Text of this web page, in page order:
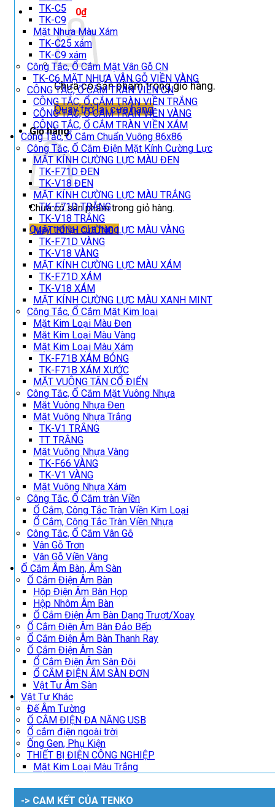
Giỏ hàng / 0₫
Chưa có sản phẩm trong giỏ hàng.
Quay trở lại cửa hàng
Giỏ hàng
Chưa có sản phẩm trong giỏ hàng.
Quay trở lại cửa hàng
TK-C5
TK-C9
Mặt Nhựa Màu Xám
TK-C25 xám
TK-C9 xám
Công Tắc, Ổ Cắm Mặt Vân Gỗ CN
TK-C6 MẶT NHỰA VÂN GỖ VIỀN VÀNG
CÔNG TẮC, Ổ CẮM TRÀN VIỀN CN
CÔNG TẮC, Ổ CẮM TRÀN VIỀN TRẮNG
CÔNG TẮC, Ổ CẮM TRÀN VIỀN VÀNG
CÔNG TẮC, Ổ CẮM TRÀN VIỀN XÁM
Công Tắc, Ổ Cắm Chuẩn Vuông 86x86
Công Tắc, Ổ Cắm Điện Mặt Kính Cường Lực
MẶT KÍNH CƯỜNG LỰC MÀU ĐEN
TK-F71D ĐEN
TK-V18 ĐEN
MẶT KÍNH CƯỜNG LỰC MÀU TRẮNG
TK-F71D TRẮNG
TK-V18 TRẮNG
MẶT KÍNH CƯỜNG LỰC MÀU VÀNG
TK-F71D VÀNG
TK-V18 VÀNG
MẶT KÍNH CƯỜNG LỰC MÀU XÁM
TK-F71D XÁM
TK-V18 XÁM
MẶT KÍNH CƯỜNG LỰC MÀU XANH MINT
Công Tắc, Ổ Cắm Mặt Kim loại
Mặt Kim Loại Màu Đen
Mặt Kim Loại Màu Vàng
Mặt Kim Loại Màu Xám
TK-F71B XÁM BÓNG
TK-F71B XÁM XƯỚC
MẶT VUÔNG TÂN CỔ ĐIỂN
Công Tắc, Ổ Cắm Mặt Vuông Nhựa
Mặt Vuông Nhựa Đen
Mặt Vuông Nhựa Trắng
TK-V1 TRẮNG
TT TRẮNG
Mặt Vuông Nhựa Vàng
TK-F66 VÀNG
TK-V1 VÀNG
Mặt Vuông Nhựa Xám
Công Tắc, Ổ Cắm tràn Viền
Ổ Cắm, Công Tắc Tràn Viền Kim Loại
Ổ Cắm, Công Tắc Tràn Viền Nhựa
Công Tắc, Ổ Cắm Vân Gỗ
Vân Gỗ Trơn
Vân Gỗ Viền Vàng
Ổ Cắm Âm Bàn, Âm Sàn
Ổ Cắm Điện Âm Bàn
Hộp Điện Âm Bàn Họp
Hộp Nhôm Âm Bàn
Ổ Cắm Điện Âm Bàn Dạng Trượt/Xoay
Ổ Cắm Điện Âm Bàn Đảo Bếp
Ổ Cắm Điện Âm Bàn Thanh Ray
Ổ Cắm Điện Âm Sàn
Ổ Cắm Điện Âm Sàn Đôi
Ổ CẮM ĐIỆN ÂM SÀN ĐƠN
Vật Tư Âm Sàn
Vật Tư Khác
Đế Âm Tường
Ổ CẮM ĐIỆN ĐA NĂNG USB
Ổ cắm điện ngoài trời
Ống Gen, Phụ Kiện
THIẾT BỊ ĐIỆN CÔNG NGHIỆP
Mặt Kim Loại Màu Trắng
-> CAM KẾT CỦA TENKO